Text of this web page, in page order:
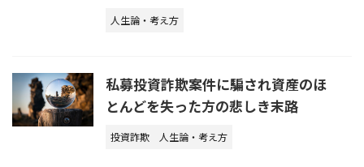
人生論・考え方
私募投資詐欺案件に騙され資産のほ
とんどを失った方の悲しき末路
投資詐欺 人生論・考え方